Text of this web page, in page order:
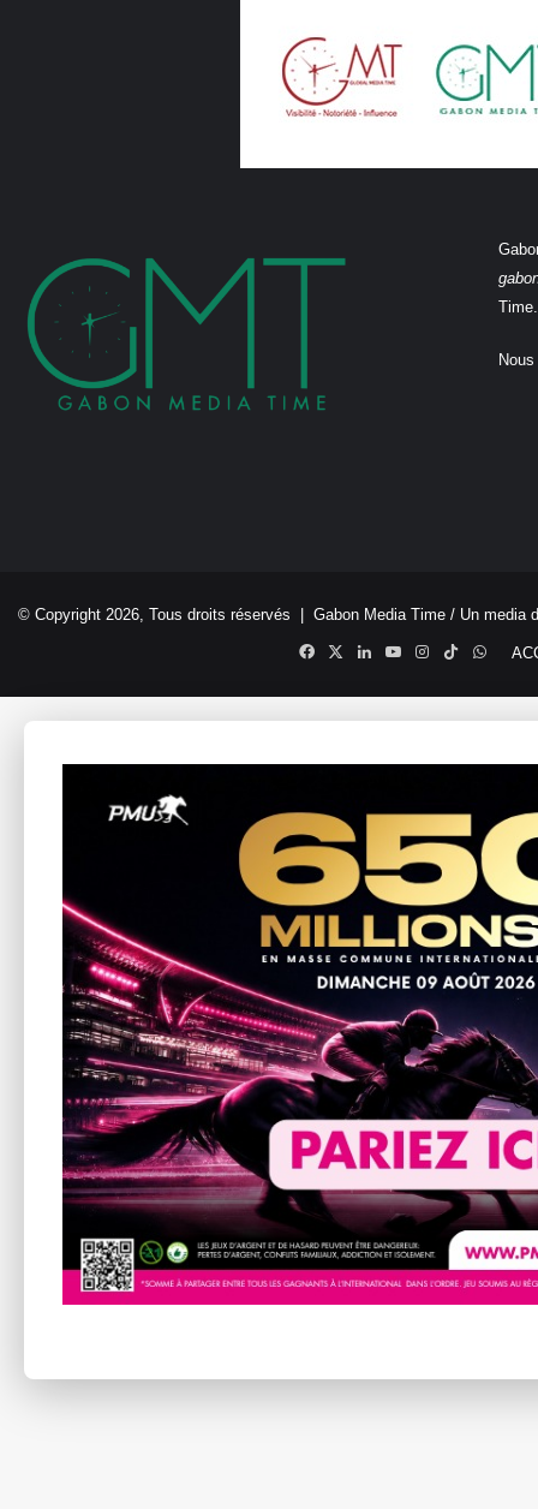
Time.
© Copyright 2026, Tous droits réservés | Gabon Media Time / Un media
Facebook
X LinkedinYouTubeInstagram
TikTok